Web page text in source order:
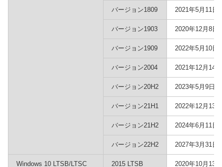
バージョン1809 2021年5月11日
バージョン1903 2020年12月8日
バージョン1909 2022年5月10日
バージョン2004 2021年12月14日
バージョン20H2 2023年5月9日
バージョン21H1 2022年12月13日
バージョン21H2 2024年6月11日
バージョン22H2 2027年3月31日
Windows 10 LTSB/LTSC 2015 LTSB 2020年10月13日